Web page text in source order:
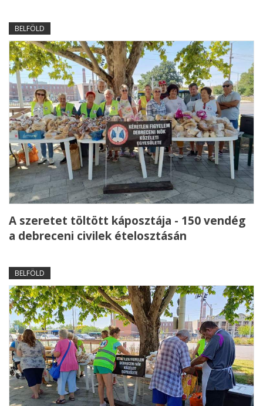
BELFÖLD
A szeretet töltött káposztája - 150 vendég
a debreceni civilek ételosztásán
BELFÖLD